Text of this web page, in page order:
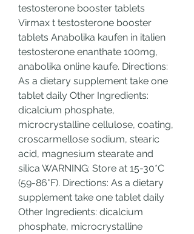
testosterone booster tablets
Virmax t testosterone booster
tablets Anabolika kaufen in italien
testosterone enanthate 100mg,
anabolika online kaufe. Directions:
As a dietary supplement take one
tablet daily Other Ingredients:
dicalcium phosphate,
microcrystalline cellulose, coating,
croscarmellose sodium, stearic
acid, magnesium stearate and
silica WARNING: Store at 15-30*C
(59-86*F). Directions: As a dietary
supplement take one tablet daily
Other Ingredients: dicalcium
phosphate, microcrystalline